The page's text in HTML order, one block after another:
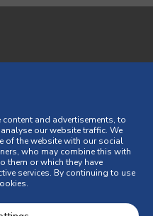
S.A.
and advertisements, to
our website traffic. We
of the website with our social
who may combine this with
them or which they have
services. By continuing to use